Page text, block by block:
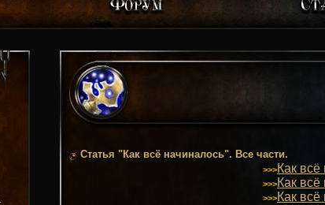
Статья "Как всё начиналось". Все части.
>>>Как всё
>>>Как всё
>>>Как всё